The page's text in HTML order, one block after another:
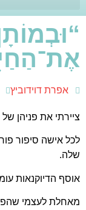
אפרת דוידוביץ
ציירתי את פניהן
לכל אישה סיפור
שלה.
אוסף הדיוקנאות
מאחלת לעצמי